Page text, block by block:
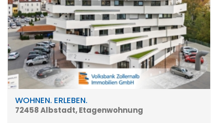
WOHNEN. ERLEBEN.
72458 Albstadt, Etagenwohnung